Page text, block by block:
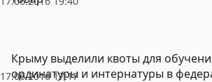
17.06.2016 17:17
Крыму выделили квоты для
ординатуры и интернатуры в